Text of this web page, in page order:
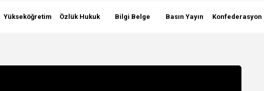
Yükseköğretim Özlük Hukuk Bilgi Belge Basın Yayın Konfederasyon